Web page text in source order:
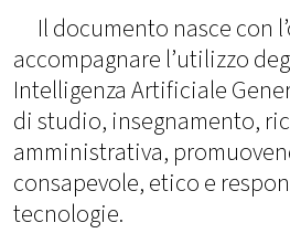
Il documento nasce con
accompagnare l’utilizzo
Intelligenza Artificiale
di studio, insegnamento,
amministrativa,
consapevole, etico e
tecnologie.